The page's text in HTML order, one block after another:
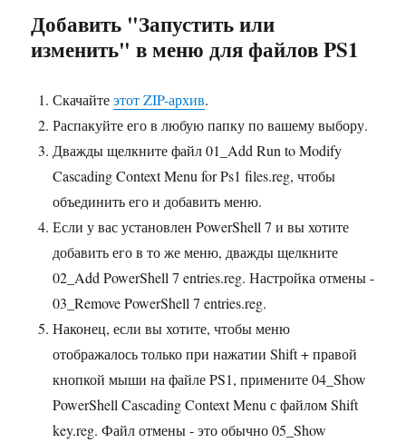
Добавить "Запустить или
изменить" в меню для файлов PS1
Скачайтеэтот ZIP-архив.
Распакуйте его в любую папку по вашему выбору.
Дважды щелкните файл 01_Add Run to Modify
Cascading Context Menu for Ps1 files.reg, чтобы
объединить его и добавить меню.
Если у вас установлен PowerShell 7 и вы хотите
добавить его в то же меню, дважды щелкните
02_Add PowerShell 7 entries.reg. Настройка отмены -
03_Remove PowerShell 7 entries.reg.
Наконец, если вы хотите, чтобы меню
отображалось только при нажатии Shift + правой
кнопкой мыши на файле PS1, примените 04_Show
PowerShell Cascading Context Menu с файлом Shift
key.reg. Файл отмены - это обычно 05_Show